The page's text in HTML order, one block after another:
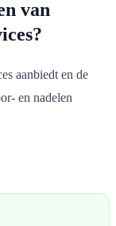
van
aanbiedt en de
en nadelen